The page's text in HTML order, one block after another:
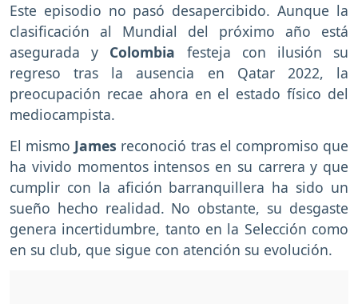
Este episodio no pasó desapercibido. Aunque la
clasificación al Mundial del próximo año está
asegurada y Colombia festeja con ilusión su
regreso tras la ausencia en Qatar 2022, la
preocupación recae ahora en el estado físico del
mediocampista.
El mismo James reconoció tras el compromiso que
ha vivido momentos intensos en su carrera y que
cumplir con la afición barranquillera ha sido un
sueño hecho realidad. No obstante, su desgaste
genera incertidumbre, tanto en la Selección como
en su club, que sigue con atención su evolución.